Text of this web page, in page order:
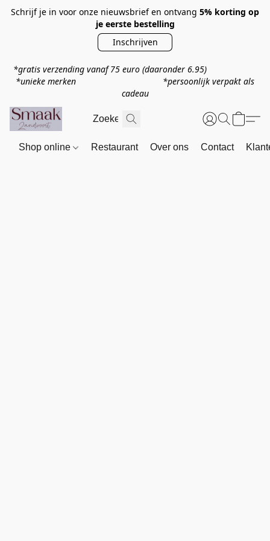
Schrijf je in voor onze nieuwsbrief en ontvang 5% korting op
je eerste bestelling
Inschrijven
*gratis verzending vanaf 75 euro (daaronder 6.95)
*unieke merken *persoonlijk verpakt als
cadeau
Shop online Restaurant Over ons Contact